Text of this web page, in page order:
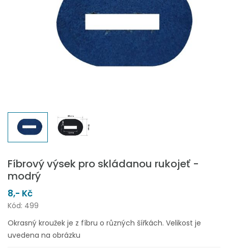
Fíbrový výsek pro skládanou rukojeť -
modrý
8,- Kč
Kód: 499
Okrasný kroužek je z fíbru o různých šířkách. Velikost je
uvedena na obrázku